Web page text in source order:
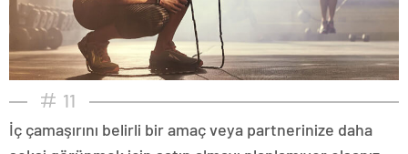
11
İç çamaşırını belirli bir amaç veya partnerinize daha